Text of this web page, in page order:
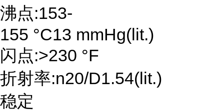
沸点:153-
155 °C13 mmHg(lit.)
闪点:>230 °F
折射率:n20/D1.54(lit.)
稳定